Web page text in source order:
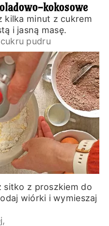
kokosowe
kilka minut z cukrem
i jasną masę.
pudru
sitko z proszkiem do
wiórki i wymieszaj